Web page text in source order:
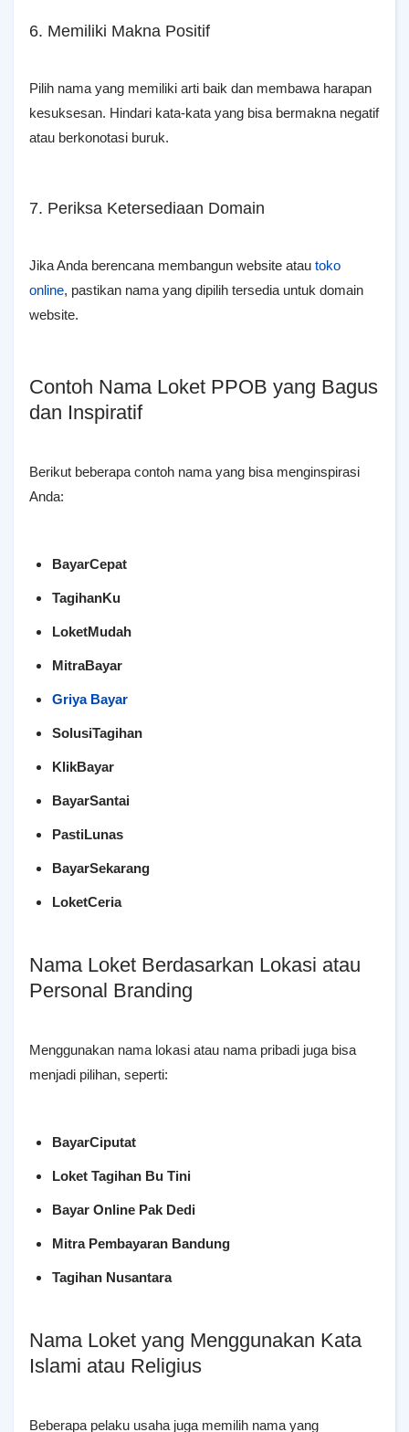
6. Memiliki Makna Positif
Pilih nama yang memiliki arti baik dan membawa harapan
kesuksesan. Hindari kata-kata yang bisa bermakna negatif
atau berkonotasi buruk.
7. Periksa Ketersediaan Domain
Jika Anda berencana membangun website atau toko
online, pastikan nama yang dipilih tersedia untuk domain
website.
Contoh Nama Loket PPOB yang Bagus
dan Inspiratif
Berikut beberapa contoh nama yang bisa menginspirasi
Anda:
BayarCepat
TagihanKu
LoketMudah
MitraBayar
Griya Bayar
SolusiTagihan
KlikBayar
BayarSantai
PastiLunas
BayarSekarang
LoketCeria
Nama Loket Berdasarkan Lokasi atau
Personal Branding
Menggunakan nama lokasi atau nama pribadi juga bisa
menjadi pilihan, seperti:
BayarCiputat
Loket Tagihan Bu Tini
Bayar Online Pak Dedi
Mitra Pembayaran Bandung
Tagihan Nusantara
Nama Loket yang Menggunakan Kata
Islami atau Religius
Beberapa pelaku usaha juga memilih nama yang